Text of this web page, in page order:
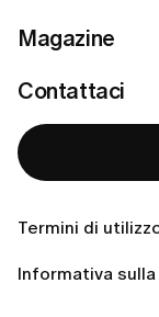
Magazine
Contattaci
Termini di
Informativa sulla
sinistra e
Se hai bisogno
Almeno6